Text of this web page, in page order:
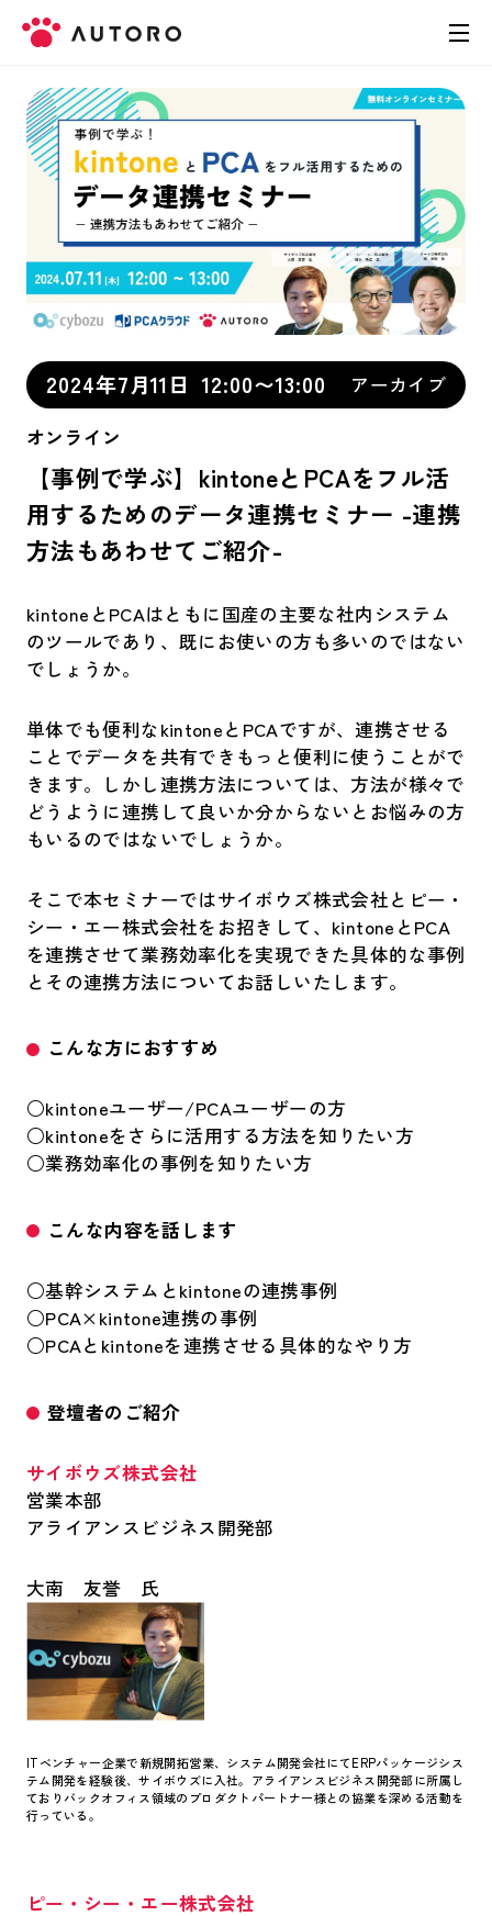
製品
料金
導入事例
お役立ち資料
お問い合わせ
2024年7月11日 12:00〜13:00 アーカイブ
オンライン
【事例で学ぶ】kintoneとPCAをフル活
用するためのデータ連携セミナー -連携
方法もあわせてご紹介-
kintoneとPCAはともに国産の主要な社内システム
のツールであり、既にお使いの方も多いのではない
でしょうか。
単体でも便利なkintoneとPCAですが、連携させる
ことでデータを共有できもっと便利に使うことがで
きます。しかし連携方法については、方法が様々で
どうように連携して良いか分からないとお悩みの方
もいるのではないでしょうか。
そこで本セミナーではサイボウズ株式会社とピー・
シー・エー株式会社をお招きして、kintoneとPCA
を連携させて業務効率化を実現できた具体的な事例
とその連携方法についてお話しいたします。
こんな方におすすめ
○kintoneユーザー/PCAユーザーの方
○kintoneをさらに活用する方法を知りたい方
○業務効率化の事例を知りたい方
こんな内容を話します
○基幹システムとkintoneの連携事例
○PCA×kintone連携の事例
○PCAとkintoneを連携させる具体的なやり方
登壇者のご紹介
サイボウズ株式会社
営業本部
アライアンスビジネス開発部
大南 友誉 氏
ITベンチャー企業で新規開拓営業、システム開発会社にてERPパッケージシス
テム開発を経験後、サイボウズに入社。アライアンスビジネス開発部に所属し
ておりバックオフィス領域のプロダクトパートナー様との協業を深める活動を
行っている。
ピー・シー・エー株式会社